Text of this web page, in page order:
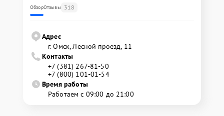
ОбзорОтзывы 318
Адрес
г. Омск, ​Лесной проезд, 11
Контакты
+7 (381) 267-81-50
+7 (800) 101-01-54
Время работы
Работаем с 09:00 до 21:00